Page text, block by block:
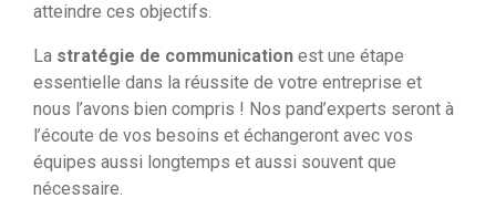
atteindre ces objectifs.
La stratégie de communication est une étape
essentielle dans la réussite de votre entreprise et
nous l’avons bien compris ! Nos pand’experts seront à
l’écoute de vos besoins et échangeront avec vos
équipes aussi longtemps et aussi souvent que
nécessaire.